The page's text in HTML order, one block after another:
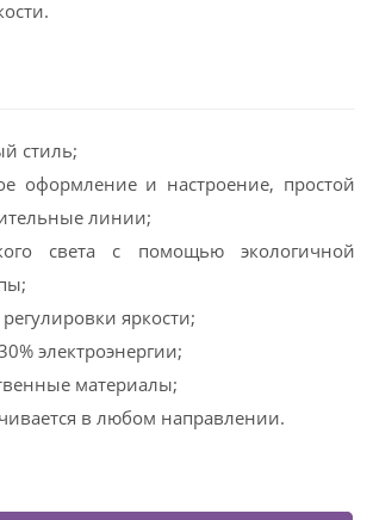
стиль;
оформление и настроение, простой
линии;
света с помощью экологичной
яркости;
электроэнергии;
материалы;
в любом направлении.